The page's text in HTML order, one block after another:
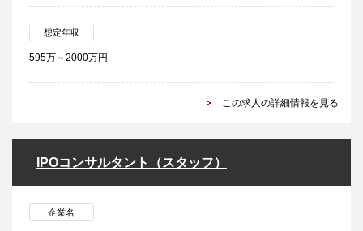
想定年収
595万～2000万円
この求人の詳細情報を見る
IPOコンサルタント（スタッフ）
企業名